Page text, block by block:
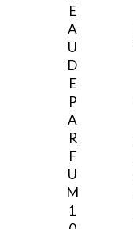
E
A
U
D
E
P
A
R
F
U
M
1